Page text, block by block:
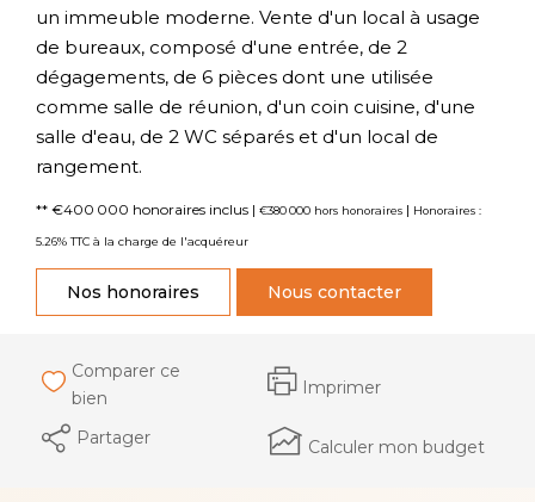
un immeuble moderne. Vente d'un local à usage
de bureaux, composé d'une entrée, de 2
dégagements, de 6 pièces dont une utilisée
comme salle de réunion, d'un coin cuisine, d'une
salle d'eau, de 2 WC séparés et d'un local de
rangement.
** €400 000 honoraires inclus | €380 000 hors honoraires | Honoraires :
5.26% TTC à la charge de l'acquéreur
Nos honoraires Nous contacter
Comparer ce
bien
Imprimer
Partager Calculer mon budget